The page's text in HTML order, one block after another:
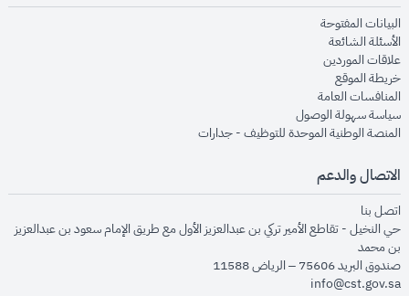
البيانات المفتوحةopens in new window
الأسئلة الشائعةopens in new window
علاقات الموردينopens in new window
خريطة الموقعopens in new window
المنافسات العامةopens in new window
سياسة سهولة الوصولopens in new window
المنصة الوطنية الموحدة للتوظيف - جداراتopens in new window
الاتصال والدعم
اتصل بنا
حي النخيل - تقاطع الأمير تركي بن عبدالعزيز الأول مع طريق الإمام سعود بن عبدالعزيز
بن محمد
صندوق البريد 75606 – الرياض 11588
info@cst.gov.sa